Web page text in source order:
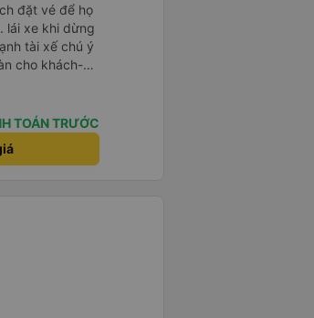
đặt vé để họ
tài xế chú ý
cho khách-
lưới, cửa
khách nối
TOÁN TRƯỚC